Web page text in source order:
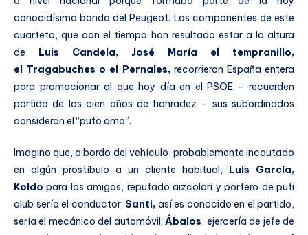
conocidísima banda del Peugeot. Los componentes de este
cuarteto, que con el tiempo han resultado estar a la altura
de Luis Candela, José María el tempranillo,
el Tragabuches o el Pernales,recorrieron España entera
para promocionar al que hoy día en el PSOE – recuerden
partido de los cien años de honradez – sus subordinados
consideran el “puto amo”.
Imagino que, a bordo del vehículo, probablemente incautado
en algún prostíbulo a un cliente habitual, Luis García,
Koldo para los amigos, reputado aizcolari y portero de puti
club sería el conductor; Santi, así es conocido en el partido,
sería el mecánico del automóvil;Ábalos, ejercería de jefe de